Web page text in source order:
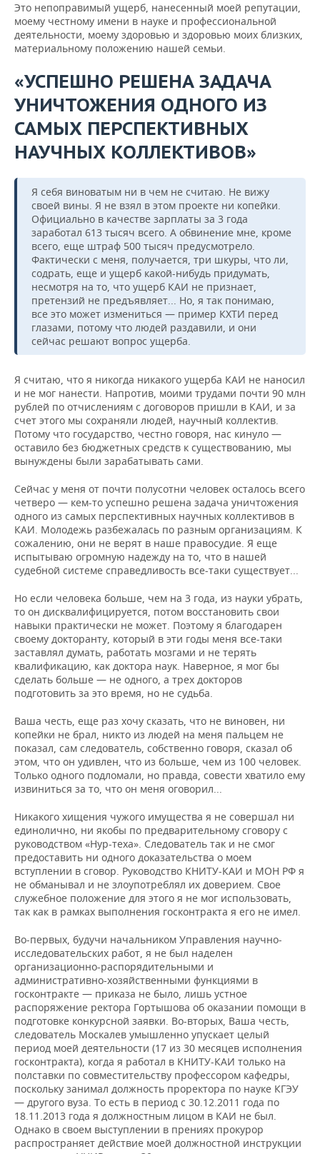
Это непоправимый ущерб, нанесенный моей репутации,
моему честному имени в науке и профессиональной
деятельности, моему здоровью и здоровью моих близких,
материальному положению нашей семьи.
«УСПЕШНО РЕШЕНА ЗАДАЧА
УНИЧТОЖЕНИЯ ОДНОГО ИЗ
САМЫХ ПЕРСПЕКТИВНЫХ
НАУЧНЫХ КОЛЛЕКТИВОВ»
Я себя виноватым ни в чем не считаю. Не вижу
своей вины. Я не взял в этом проекте ни копейки.
Официально в качестве зарплаты за 3 года
заработал 613 тысяч всего. А обвинение мне, кроме
всего, еще штраф 500 тысяч предусмотрело.
Фактически с меня, получается, три шкуры, что ли,
содрать, еще и ущерб какой-нибудь придумать,
несмотря на то, что ущерб КАИ не признает,
претензий не предъявляет... Но, я так понимаю,
все это может измениться — пример КХТИ перед
глазами, потому что людей раздавили, и они
сейчас решают вопрос ущерба.
Я считаю, что я никогда никакого ущерба КАИ не наносил
и не мог нанести. Напротив, моими трудами почти 90 млн
рублей по отчислениям с договоров пришли в КАИ, и за
счет этого мы сохраняли людей, научный коллектив.
Потому что государство, честно говоря, нас кинуло —
оставило без бюджетных средств к существованию, мы
вынуждены были зарабатывать сами.
Сейчас у меня от почти полусотни человек осталось всего
четверо — кем-то успешно решена задача уничтожения
одного из самых перспективных научных коллективов в
КАИ. Молодежь разбежалась по разным организациям. К
сожалению, они не верят в наше правосудие. Я еще
испытываю огромную надежду на то, что в нашей
судебной системе справедливость все-таки существует...
Но если человека больше, чем на 3 года, из науки убрать,
то он дисквалифицируется, потом восстановить свои
навыки практически не может. Поэтому я благодарен
своему докторанту, который в эти годы меня все-таки
заставлял думать, работать мозгами и не терять
квалификацию, как доктора наук. Наверное, я мог бы
сделать больше — не одного, а трех докторов
подготовить за это время, но не судьба.
Ваша честь, еще раз хочу сказать, что не виновен, ни
копейки не брал, никто из людей на меня пальцем не
показал, сам следователь, собственно говоря, сказал об
этом, что он удивлен, что из больше, чем из 100 человек.
Только одного подломали, но правда, совести хватило ему
извиниться за то, что он меня оговорил...
Никакого хищения чужого имущества я не совершал ни
единолично, ни якобы по предварительному сговору с
руководством «Нур-теха». Следователь так и не смог
предоставить ни одного доказательства о моем
вступлении в сговор. Руководство КНИТУ-КАИ и МОН РФ я
не обманывал и не злоупотреблял их доверием. Свое
служебное положение для этого я не мог использовать,
так как в рамках выполнения госконтракта я его не имел.
Во-первых, будучи начальником Управления научно-
исследовательских работ, я не был наделен
организационно-распорядительными и
административно-хозяйственными функциями в
госконтракте — приказа не было, лишь устное
распоряжение ректора Гортышова об оказании помощи в
подготовке конкурсной заявки. Во-вторых, Ваша честь,
следователь Москалев умышленно упускает целый
период моей деятельности (17 из 30 месяцев исполнения
госконтракта), когда я работал в КНИТУ-КАИ только на
полставки по совместительству профессором кафедры,
поскольку занимал должность проректора по науке КГЭУ
— другого вуза. То есть в период с 30.12.2011 года по
18.11.2013 года я должностным лицом в КАИ не был.
Однако в своем выступлении в прениях прокурор
распространяет действие моей должностной инструкции